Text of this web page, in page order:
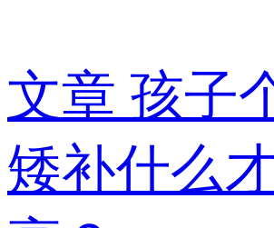
文章 孩子
矮补什么